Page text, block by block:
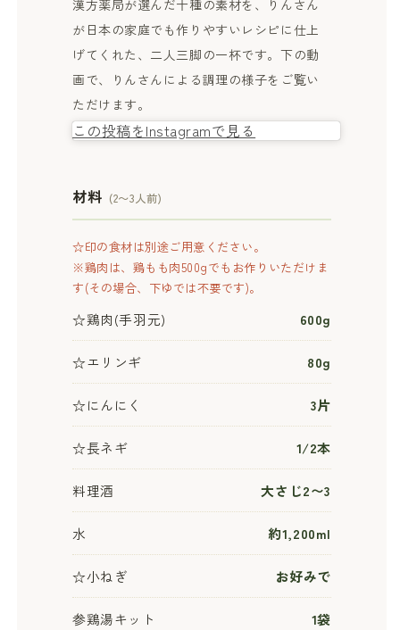
漢方薬局が選んだ十種の素材を、りんさん
が日本の家庭でも作りやすいレシピに仕上
げてくれた、二人三脚の一杯です。下の動
画で、りんさんによる調理の様子をご覧い
ただけます。
この投稿をInstagramで見る
材料 (2〜3人前)
☆印の食材は別途ご用意ください。
※鶏肉は、鶏もも肉500gでもお作りいただけま
す(その場合、下ゆでは不要です)。
☆鶏肉(手羽元) 600g
☆エリンギ 80g
☆にんにく 3片
☆長ネギ 1/2本
料理酒 大さじ2〜3
水 約1,200ml
☆小ねぎ お好みで
参鶏湯キット 1袋